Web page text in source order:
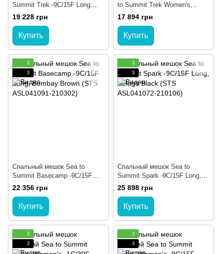
Summit Trek -9C/15F Long,
Snorkel Blue (STS ASL041172-
19 228 грн
Купить
to Summit Trek Women's
-9C/15F Regular, Blue Atoll
(STS ASL041171-330203)
17 894 грн
Купить
3
3
Спальный мешок Sea to
Summit Basecamp -9C/15F
Long, Bombay Brown (STS
ASL041091-210302)
22 356 грн
Купить
3
3
Спальный мешок Sea to
Summit Spark -9C/15F Long,
Beluga Black (STS ASL041072-
25 898 грн
Купить
3
3
3
3